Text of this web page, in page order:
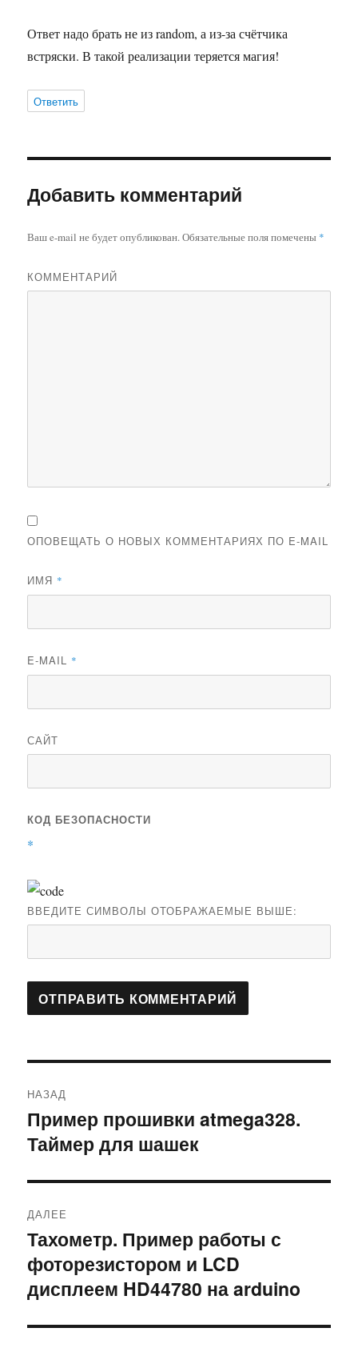
Ответ надо брать не из random, а из-за счётчика
встряски. В такой реализации теряется магия!
Ответить
Добавить комментарий
Ваш e-mail не будет опубликован.Обязательные поля помечены *
КОММЕНТАРИЙ
ОПОВЕЩАТЬ О НОВЫХ КОММЕНТАРИЯХ ПО E-MAIL
ИМЯ *
E-MAIL *
САЙТ
КОД БЕЗОПАСНОСТИ
*
ВВЕДИТЕ СИМВОЛЫ ОТОБРАЖАЕМЫЕ ВЫШЕ:
по
записям
НАЗАД
Предыдущая
запись:
Пример прошивки atmega328.
Таймер для шашек
ДАЛЕЕ
Следующая
запись:
Тахометр. Пример работы с
фоторезистором и LCD
дисплеем HD44780 на arduino